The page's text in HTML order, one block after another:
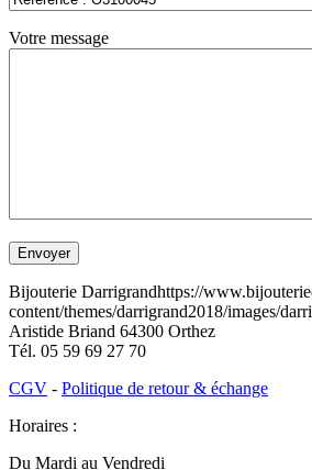
Votre message
Bijouterie Darrigrandhttps://
content/themes/darrigrand2018/images/
Aristide Briand 64300 Orthez
Tél. 05 59 69 27 70
CGV - Politique de retour & échange
Horaires :
Du Mardi au Vendredi